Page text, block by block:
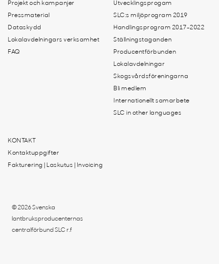
Projekt och kampanjer
Pressmaterial
Dataskydd
Lokalavdelningars verksamhet
FAQ
Utvecklingsprogam
SLC:s miljöprogram 2019
Handlingsprogram 2017-2022
Ställningstaganden
Producentförbunden
Lokalavdelningar
Skogsvårdsföreningarna
Bli medlem
Internationellt samarbete
SLC in other languages
KONTAKT
Kontaktuppgifter
Fakturering | Laskutus | Invoicing
© 2026 Svenska
lantbruksproducenternas
centralförbund SLC r.f